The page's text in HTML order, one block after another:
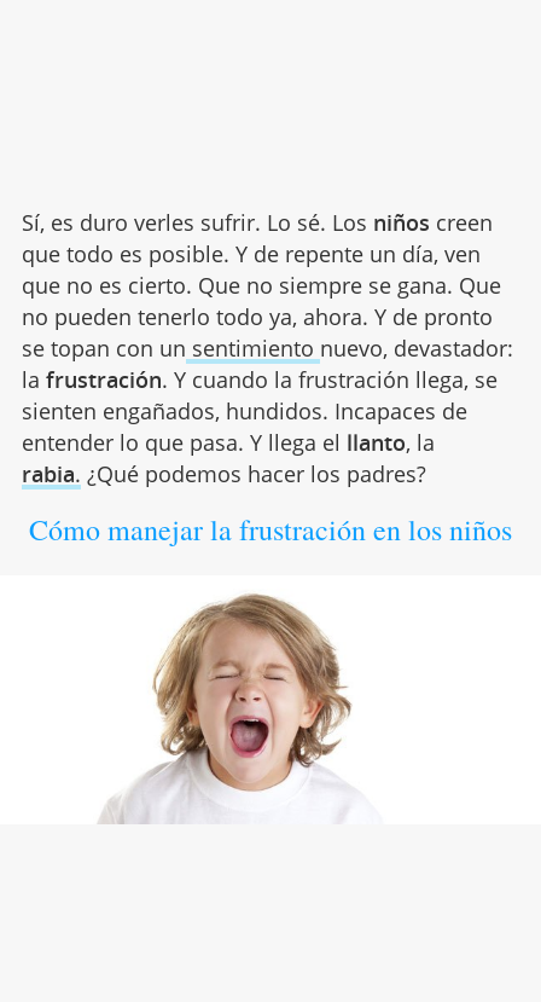
Sí, es duro verles sufrir. Lo sé. Los niños creen
que todo es posible. Y de repente un día, ven
que no es cierto. Que no siempre se gana. Que
no pueden tenerlo todo ya, ahora. Y de pronto
se topan con un sentimiento nuevo, devastador:
la frustración. Y cuando la frustración llega, se
sienten engañados, hundidos. Incapaces de
entender lo que pasa. Y llega el llanto, la
rabia. ¿Qué podemos hacer los padres?
Cómo manejar la frustración en los niños